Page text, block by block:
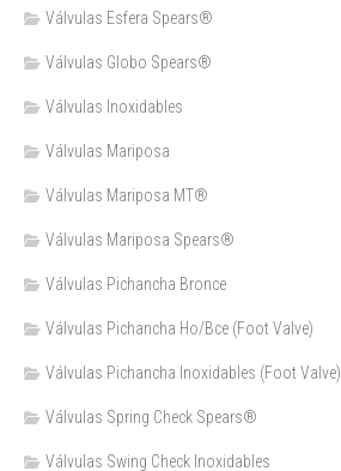
Válvulas Esfera Spears®
Válvulas Globo Spears®
Válvulas Inoxidables
Válvulas Mariposa
Válvulas Mariposa MT®
Válvulas Mariposa Spears®
Válvulas Pichancha Bronce
Válvulas Pichancha Ho/Bce (Foot Valve)
Válvulas Pichancha Inoxidables (Foot Valve)
Válvulas Spring Check Spears®
Válvulas Swing Check Inoxidables